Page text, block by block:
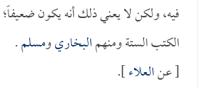
فيه، ولكن لا يعني ذلك أنه يكون
الكتب الستة ومنهمالبخاريومسلم.
[ عنالعلاء].